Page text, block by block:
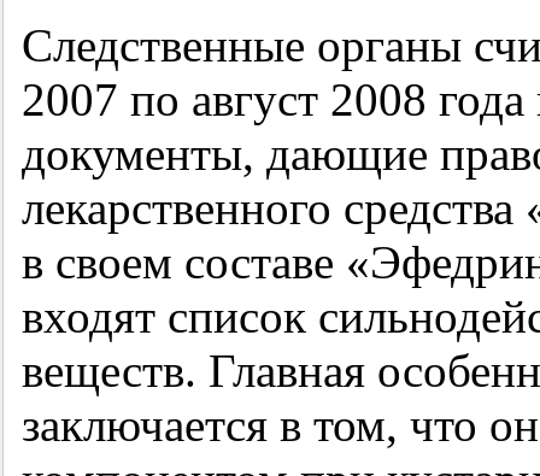
Следственные органы
2007 по август 2008
документы, дающие
лекарственного
в своем составе
входят список
веществ. Главная
заключается в том, что